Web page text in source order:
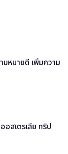
หมายดี เพิ่มความ
อสเตรเลีย ทริป